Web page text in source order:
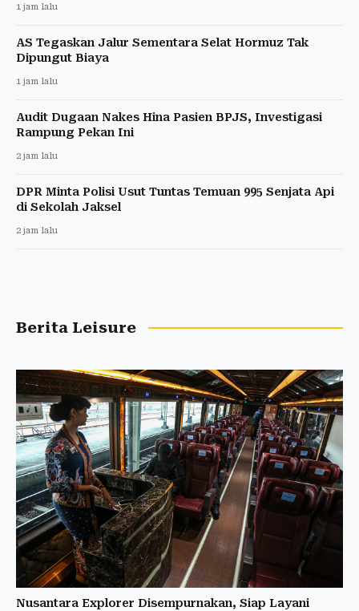
1 jam lalu
AS Tegaskan Jalur Sementara Selat Hormuz Tak
Dipungut Biaya
1 jam lalu
Audit Dugaan Nakes Hina Pasien BPJS, Investigasi
Rampung Pekan Ini
2 jam lalu
DPR Minta Polisi Usut Tuntas Temuan 995 Senjata Api
di Sekolah Jaksel
2 jam lalu
Berita Leisure
Nusantara Explorer Disempurnakan, Siap Layani